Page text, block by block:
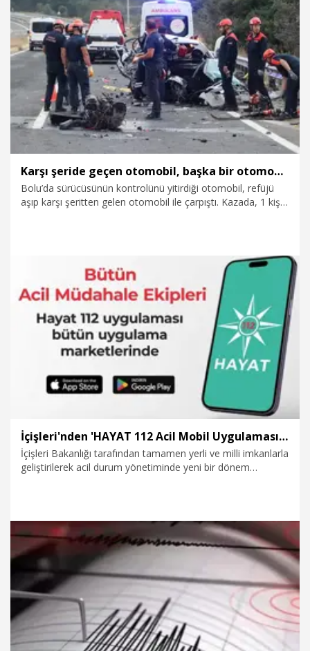
8.08.2026 Gündem
Karşı şeride geçen otomobil, başka bir otomobille çapıştı: 1 ölü, 2 ağır yaralı
Bolu’da sürücüsünün kontrolünü yitirdiği otomobil, refüjü
aşıp karşı şeritten gelen otomobil ile çarpıştı. Kazada, 1 kişi
7.08.2026 Gündem
İçişleri'nden 'HAYAT 112 Acil Mobil Uygulaması' için kamu spotu
İçişleri Bakanlığı tarafından tamamen yerli ve milli imkanlarla
geliştirilerek acil durum yönetiminde yeni bir dönem
farkındalığın artırılması amacıyla hazırlanan yeni kamu spotu
yayına girdi.
7.08.2026 Gündem